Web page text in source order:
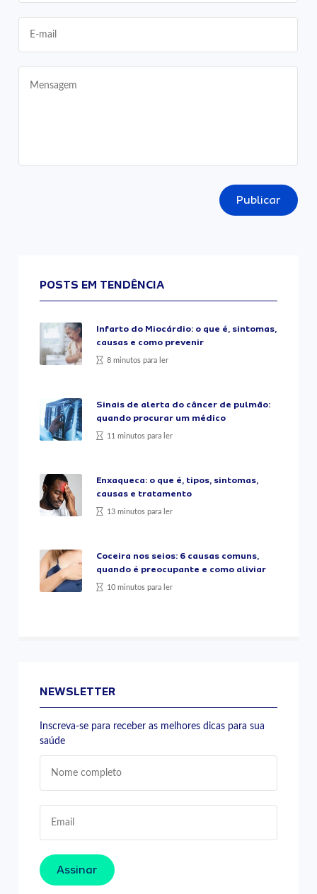
Publicar
POSTS EM TENDÊNCIA
Infarto do Miocárdio: o que é, sintomas,
causas e como prevenir
8 minutos para ler
Sinais de alerta do câncer de pulmão:
quando procurar um médico
11 minutos para ler
Enxaqueca: o que é, tipos, sintomas,
causas e tratamento
13 minutos para ler
Coceira nos seios: 6 causas comuns,
quando é preocupante e como aliviar
10 minutos para ler
NEWSLETTER
Inscreva-se para receber as melhores dicas para sua
saúde
Assinar